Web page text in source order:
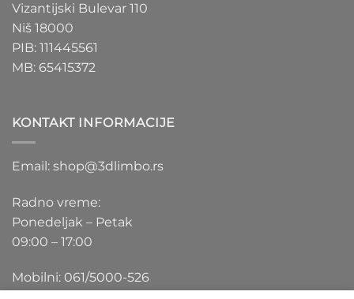
Vizantijski Bulevar 110
Niš 18000
PIB: 111445561
MB: 65415372
KONTAKT INFORMACIJE
Email: shop@3dlimbo.rs
Radno vreme:
Ponedeljak – Petak
09:00 – 17:00
Mobilni: 061/5000-526